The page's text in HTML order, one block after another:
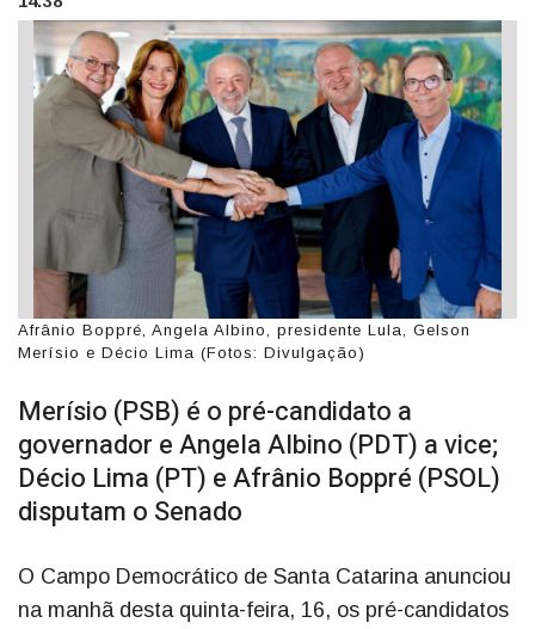
Afrânio Boppré, Angela Albino, presidente Lula, Gelson
Merísio e Décio Lima (Fotos: Divulgação)
Merísio (PSB) é o pré-candidato a
governador e Angela Albino (PDT) a vice;
Décio Lima (PT) e Afrânio Boppré (PSOL)
disputam o Senado
O Campo Democrático de Santa Catarina anunciou
na manhã desta quinta-feira, 16, os pré-candidatos